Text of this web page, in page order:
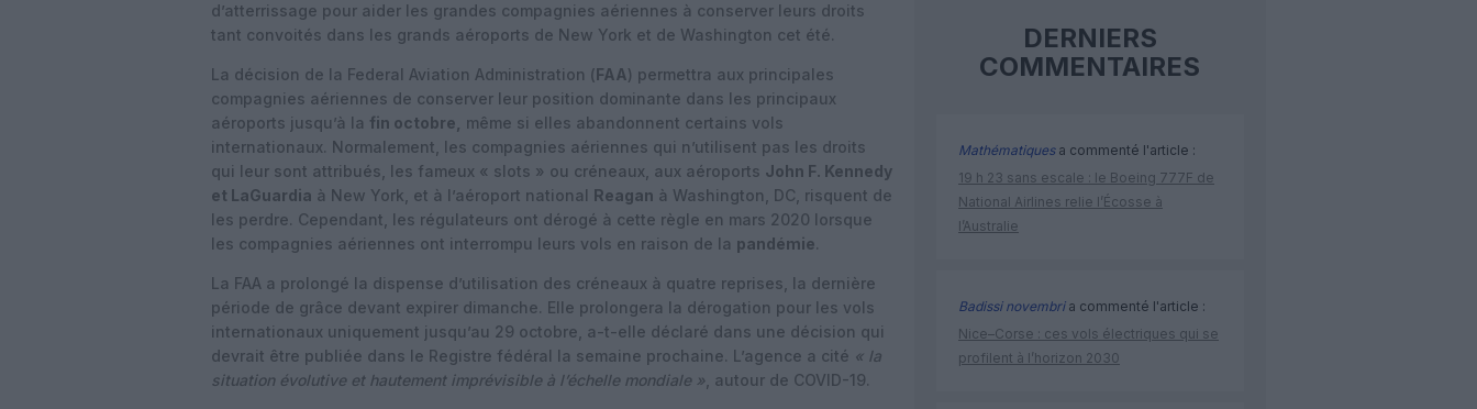
d’atterrissage pour aider les grandes compagnies aériennes à conserver leurs droits
tant convoités dans les grands aéroports de New York et de Washington cet été.
La décision de la Federal Aviation Administration (FAA) permettra aux principales
compagnies aériennes de conserver leur position dominante dans les principaux
aéroports jusqu’à la fin octobre,
même si elles abandonnent certains vols
internationaux. Normalement, les compagnies aériennes qui n’utilisent pas les droits
qui leur sont attribués, les fameux « slots » ou créneaux, aux aéroports John F. Kennedy
et LaGuardia à New York, et à l’aéroport national Reagan à Washington, DC, risquent de
les perdre. Cependant, les régulateurs ont dérogé à cette règle en mars 2020 lorsque
les compagnies aériennes ont interrompu leurs vols en raison de la pandémie.
La FAA a prolongé la dispense d’utilisation des créneaux à quatre reprises, la dernière
période de grâce devant expirer dimanche. Elle prolongera la dérogation pour les vols
internationaux uniquement jusqu’au 29 octobre, a-t-elle déclaré dans une décision qui
devrait être publiée dans le Registre fédéral la semaine prochaine. L’agence a cité « la
situation évolutive et hautement imprévisible à l’échelle mondiale » autour de COVID-19.
DERNIERS
COMMENTAIRES
Mathématiquesa commenté l'article :
19 h 23 sans escale : le Boeing 777F de
National Airlines relie l’Écosse à
l’Australie
Badissi novembria commenté l'article :
Nice–Corse : ces vols électriques qui se
profilent à l’horizon 2030